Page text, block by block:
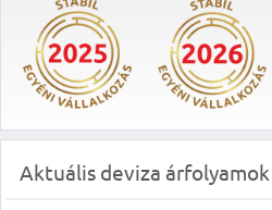
Aktuális deviza árfolyamok